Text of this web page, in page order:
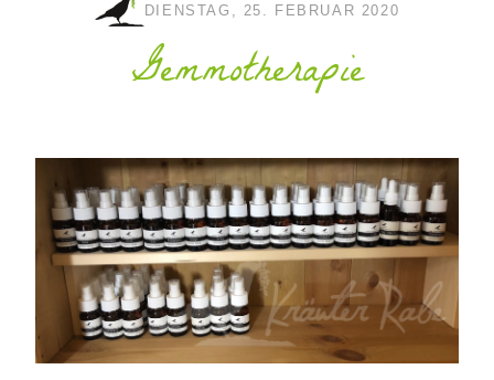
DIENSTAG, 25. FEBRUAR 2020
Gemmotherapie